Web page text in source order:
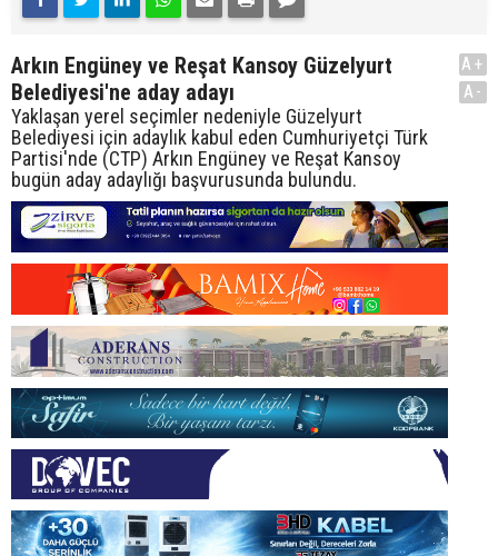
Arkın Engüney ve Reşat Kansoy Güzelyurt
Belediyesi'ne aday adayı
Yaklaşan yerel seçimler nedeniyle Güzelyurt
Belediyesi için adaylık kabul eden Cumhuriyetçi Türk
Partisi'nde (CTP) Arkın Engüney ve Reşat Kansoy
bugün aday adaylığı başvurusunda bulundu.
A+
A-